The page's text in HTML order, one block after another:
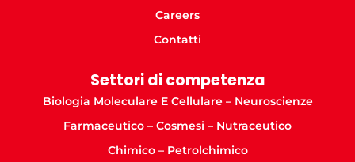
Careers
Contatti
Settori di competenza
Biologia Moleculare E Cellulare – Neuroscienze
Farmaceutico – Cosmesi – Nutraceutico
Chimico – Petrolchimico